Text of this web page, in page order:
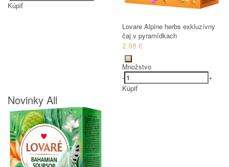
Kúpiť
Lovare Alpine herbs exkluzívny
čaj v pyramídkach
2.98 €
Množstvo
-
+
Kúpiť
Novinky All